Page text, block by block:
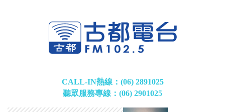
CALL-IN熱線：(06) 2891025
聽眾服務專線：(06) 2901025